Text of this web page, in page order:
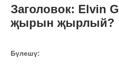
Заголовок: Elvin
җырын җырлый?
Бүлешү: